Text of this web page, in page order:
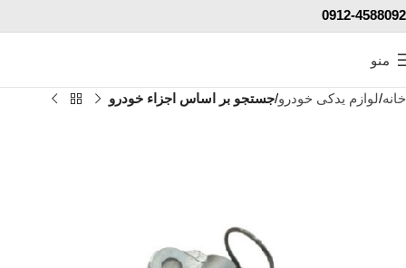
0912-4588092
منو
خانه لوازم یدکی خودرو جستجو بر اساس اجزاء خودرو